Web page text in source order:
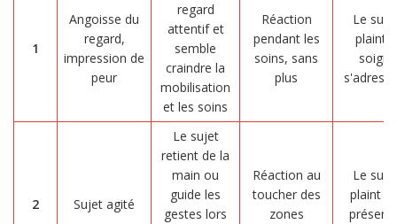
1
Angoisse du
regard,
impression de
peur
regard
attentif et
semble
craindre la
mobilisation
et les soins
Réaction
pendant les
soins, sans
plus
Le
plaint
2 Sujet agité
Le sujet
retient de la
main ou
guide les
gestes lors
Réaction au
toucher des
zones
Le
plaint